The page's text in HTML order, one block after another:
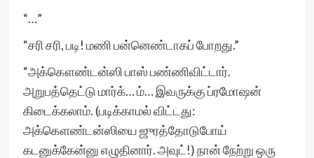
“…”
“சரி சரி, படி! மணி பன்னெண்டாகப் போறது.”
“அக்கௌண்டன்ஸி பாஸ் பண்ணிவிட்டார்.
அறுபத்தெட்டு மார்க்… ம்… இவருக்கு ப்ரமோஷன்
கிடைக்கலாம். (படிக்காமல் விட்டது:
அக்கௌண்டன்ஸியை ஜுரத்தோடுபோய்
கடனுக்கேன்னு எழுதினார். அவுட்!) நான் நேற்று ஒரு